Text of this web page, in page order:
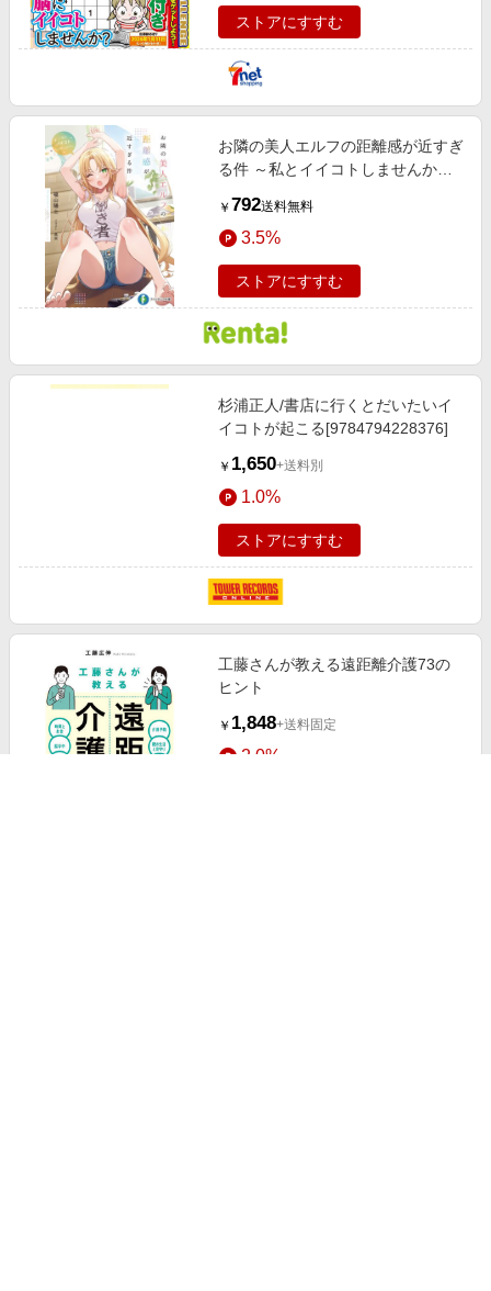
ストアにすすむ
お隣の美人エルフの距離感が近すぎ
る件 ～私とイイコトしませんか？
￥ 792送料無料
3.5%
ストアにすすむ
杉浦正人/書店に行くとだいたいイ
イコトが起こる[9784794228376]
￥ 1,650+送料別
1.0%
ストアにすすむ
工藤さんが教える遠距離介護73の
ヒント
￥ 1,848+送料固定
2.0%